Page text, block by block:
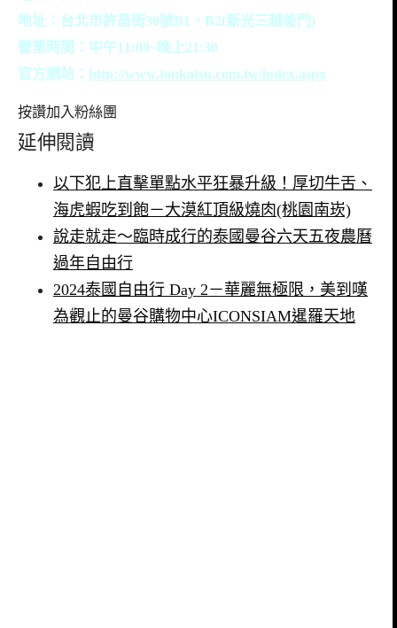
地址：台北市許昌街30號B1、B2(新光三越後門)
營業時間：中午11:00~晚上21:30
官方網站： http://www.tonkatsu.com.tw/index.aspx
按讚加入粉絲團
延伸閱讀
以下犯上直擊單點水平狂暴升級！厚切牛舌、
海虎蝦吃到飽－大漠紅頂級燒肉(桃園南崁)
說走就走～臨時成行的泰國曼谷六天五夜農曆
過年自由行
2024泰國自由行 Day 2－華麗無極限，美到嘆
為觀止的曼谷購物中心ICONSIAM暹羅天地